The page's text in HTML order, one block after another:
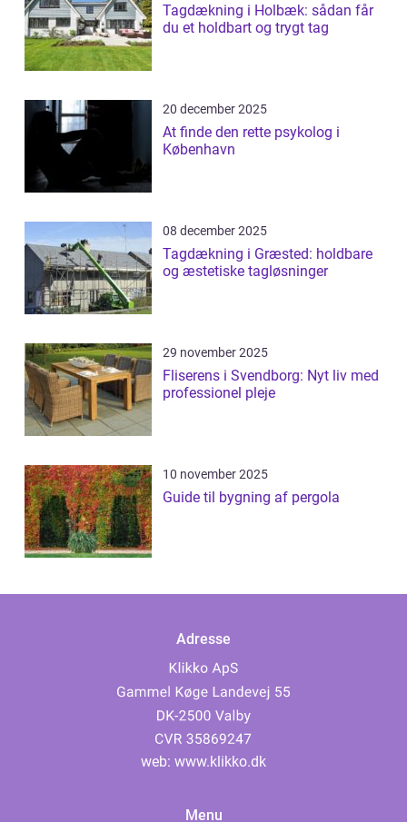
Tagdækning i Holbæk: sådan får
du et holdbart og trygt tag
20 december 2025
At finde den rette psykolog i
København
08 december 2025
Tagdækning i Græsted: holdbare
og æstetiske tagløsninger
29 november 2025
Fliserens i Svendborg: Nyt liv med
professionel pleje
10 november 2025
Guide til bygning af pergola
Adresse
web: www.klikko.dk
Menu